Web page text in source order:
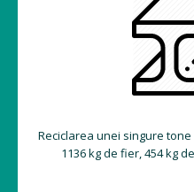
Reciclarea unei singure
1136 kg de fier, 454 kg